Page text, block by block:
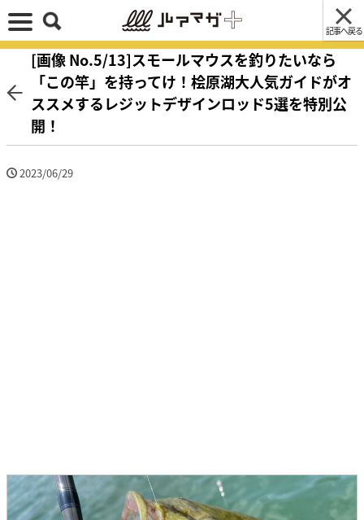
記事へ戻る
[画像 No.5/13]スモールマウスを釣りたいなら
「この竿」を持ってけ！桧原湖大人気ガイドがオ
ススメするレジットデザインロッド5選を特別公
開！
2023/06/29